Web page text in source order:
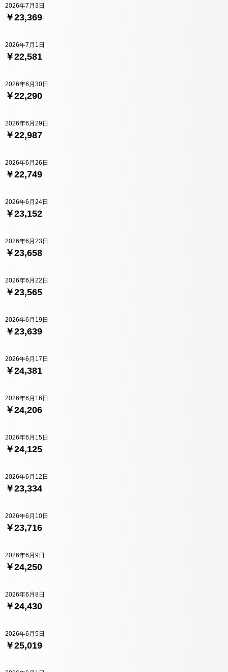
￥23,369
2026年7月3日
￥22,581
2026年7月1日
￥22,290
2026年6月30日
￥22,987
2026年6月29日
￥22,749
2026年6月26日
￥23,152
2026年6月24日
￥23,658
2026年6月23日
￥23,565
2026年6月22日
￥23,639
2026年6月19日
￥24,381
2026年6月17日
￥24,206
2026年6月16日
￥24,125
2026年6月15日
￥23,334
2026年6月12日
￥23,716
2026年6月10日
￥24,250
2026年6月9日
￥24,430
2026年6月8日
￥25,019
2026年6月5日